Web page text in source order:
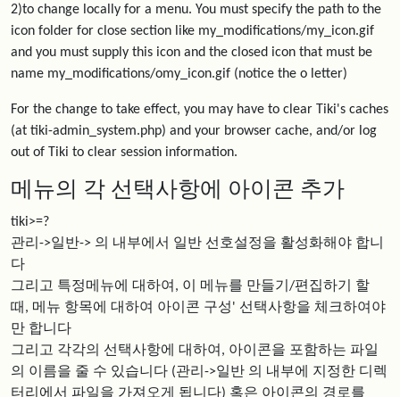
2)to change locally for a menu. You must specify the path to the
icon folder for close section like my_modifications/my_icon.gif
and you must supply this icon and the closed icon that must be
name my_modifications/omy_icon.gif (notice the o letter)
For the change to take effect, you may have to clear Tiki's caches
(at tiki-admin_system.php) and your browser cache, and/or log
out of Tiki to clear session information.
메뉴의 각 선택사항에 아이콘 추가
tiki>=?
관리->일반-> 의 내부에서 일반 선호설정을 활성화해야 합니
다
그리고 특정메뉴에 대하여, 이 메뉴를 만들기/편집하기 할
때, 메뉴 항목에 대하여 아이콘 구성' 선택사항을 체크하여야
만 합니다
그리고 각각의 선택사항에 대하여, 아이콘을 포함하는 파일
의 이름을 줄 수 있습니다 (관리->일반 의 내부에 지정한 디렉
터리에서 파일을 가져오게 됩니다) 혹은 아이콘의 경로를